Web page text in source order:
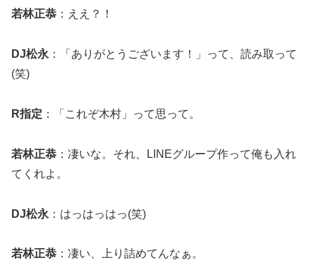
若林正恭 ：ええ？！
DJ松永 ：「ありがとうございます！」って、読み取って
(笑)
R指定 ：「これぞ木村」って思って。
若林正恭 ：凄いな。それ、LINEグループ作って俺も入れ
てくれよ。
DJ松永 ：はっはっはっ(笑)
若林正恭 ：凄い、上り詰めてんなぁ。